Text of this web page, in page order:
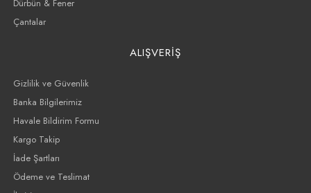
Dürbün & Fener
Çantalar
ALIŞVERİŞ
Gizlilik ve Güvenlik
Banka Bilgilerimiz
Havale Bildirim Formu
Kargo Takip
İade Şartları
Ödeme ve Teslimat